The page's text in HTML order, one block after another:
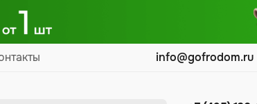
info@gofrodom.ru